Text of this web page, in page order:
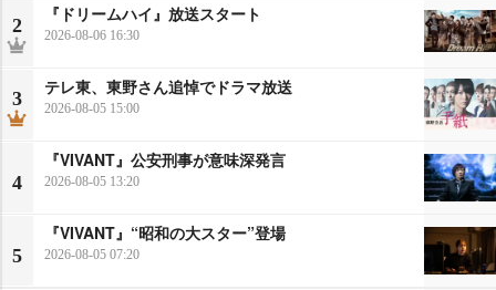
2
『ドリームハイ』放送スタート
2026-08-06 16:30
3
テレ東、東野さん追悼でドラマ放送
2026-08-05 15:00
4
『VIVANT』公安刑事が意味深発言
2026-08-05 13:20
5
『VIVANT』“昭和の大スター”登場
2026-08-05 07:20